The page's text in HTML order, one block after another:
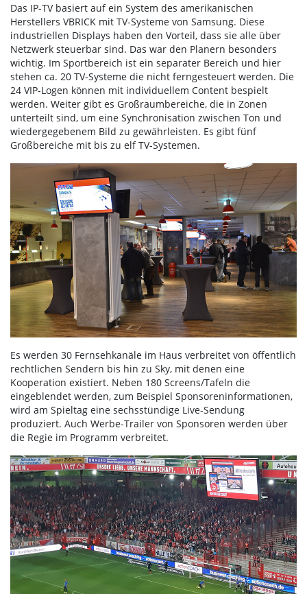
Das IP-TV basiert auf ein System des amerikanischen
Herstellers VBRICK mit TV-Systeme von Samsung. Diese
industriellen Displays haben den Vorteil, dass sie alle über
Netzwerk steuerbar sind. Das war den Planern besonders
wichtig. Im Sportbereich ist ein separater Bereich und hier
stehen ca. 20 TV-Systeme die nicht ferngesteuert werden. Die
24 VIP-Logen können mit individuellem Content bespielt
werden. Weiter gibt es Großraumbereiche, die in Zonen
unterteilt sind, um eine Synchronisation zwischen Ton und
wiedergegebenem Bild zu gewährleisten. Es gibt fünf
Großbereiche mit bis zu elf TV-Systemen.
Es werden 30 Fernsehkanäle im Haus verbreitet von öffentlich
rechtlichen Sendern bis hin zu Sky, mit denen eine
Kooperation existiert. Neben 180 Screens/Tafeln die
eingeblendet werden, zum Beispiel Sponsoreninformationen,
wird am Spieltag eine sechsstündige Live-Sendung
produziert. Auch Werbe-Trailer von Sponsoren werden über
die Regie im Programm verbreitet.